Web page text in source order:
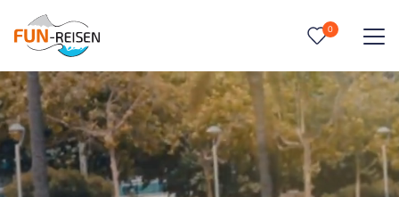
0
0Reise/n auf deiner Merkliste
Keine Reisen auf der Merkliste